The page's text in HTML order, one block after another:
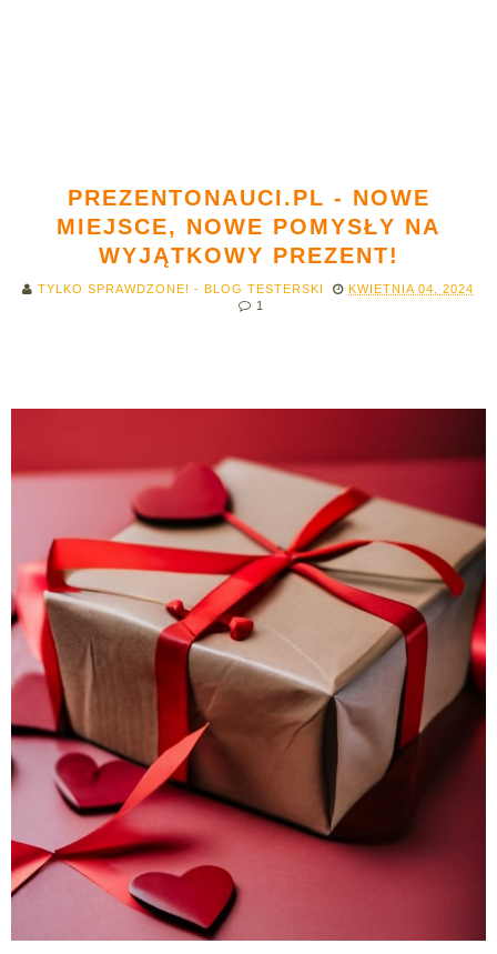
PREZENTONAUCI.PL - NOWE
MIEJSCE, NOWE POMYSŁY NA
WYJĄTKOWY PREZENT!
TYLKO SPRAWDZONE! - BLOG TESTERSKI
KWIETNIA 04, 2024
1